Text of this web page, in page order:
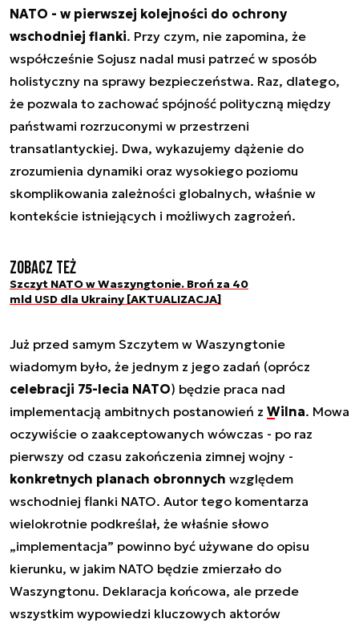
NATO - w pierwszej kolejności do ochrony
wschodniej flanki. Przy czym, nie zapomina, że
współcześnie Sojusz nadal musi patrzeć w sposób
holistyczny na sprawy bezpieczeństwa. Raz, dlatego,
że pozwala to zachować spójność polityczną między
państwami rozrzuconymi w przestrzeni
transatlantyckiej. Dwa, wykazujemy dążenie do
zrozumienia dynamiki oraz wysokiego poziomu
skomplikowania zależności globalnych, właśnie w
kontekście istniejących i możliwych zagrożeń.
Zobacz też
Szczyt NATO w Waszyngtonie. Broń za 40
mld USD dla Ukrainy [AKTUALIZACJA]
Już przed samym Szczytem w Waszyngtonie
wiadomym było, że jednym z jego zadań (oprócz
celebracji 75-lecia NATO) będzie praca nad
implementacją ambitnych postanowień z Wilna. Mowa
oczywiście o zaakceptowanych wówczas - po raz
pierwszy od czasu zakończenia zimnej wojny -
konkretnych planach obronnych względem
wschodniej flanki NATO. Autor tego komentarza
wielokrotnie podkreślał, że właśnie słowo
„implementacja” powinno być używane do opisu
kierunku, w jakim NATO będzie zmierzało do
Waszyngtonu. Deklaracja końcowa, ale przede
wszystkim wypowiedzi kluczowych aktorów